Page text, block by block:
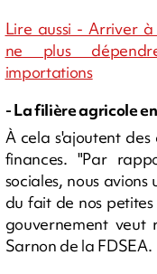
Lire aussi - Arriver
ne plus
importations
- La filière agricole
À cela s'ajoutent
finances. "Par
sociales, nous
du fait de nos
gouvernement veut
Sarnon de la FDSEA.